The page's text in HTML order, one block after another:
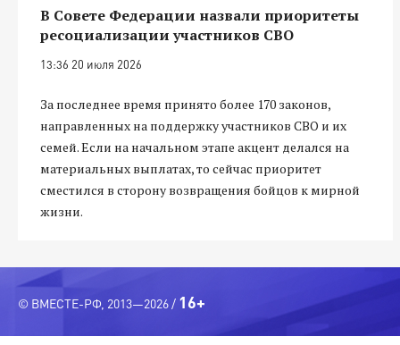
В Совете Федерации назвали приоритеты
ресоциализации участников СВО
13:36 20 июля 2026
За последнее время принято более 170 законов,
направленных на поддержку участников СВО и их
семей. Если на начальном этапе акцент делался на
материальных выплатах, то сейчас приоритет
сместился в сторону возвращения бойцов к мирной
жизни.
© ВМЕСТЕ-РФ, 2013—2026 / 16+